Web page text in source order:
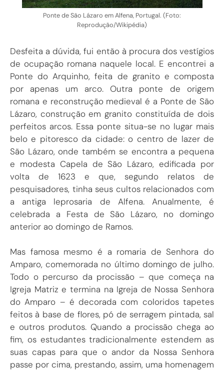
Ponte de São Lázaro em Alfena, Portugal. (Foto:
Reprodução/Wikipédia)
Desfeita a dúvida, fui então à procura dos vestígios
de ocupação romana naquele local. E encontrei a
Ponte do Arquinho, feita de granito e composta
por apenas um arco. Outra ponte de origem
romana e reconstrução medieval é a Ponte de São
Lázaro, construção em granito constituída de dois
perfeitos arcos. Essa ponte situa-se no lugar mais
belo e pitoresco da cidade: o centro de lazer de
São Lázaro, onde também se encontra a pequena
e modesta Capela de São Lázaro, edificada por
volta de 1623 e que, segundo relatos de
pesquisadores, tinha seus cultos relacionados com
a antiga leprosaria de Alfena. Anualmente, é
celebrada a Festa de São Lázaro, no domingo
anterior ao domingo de Ramos.
Mas famosa mesmo é a romaria de Senhora do
Amparo, comemorada no último domingo de julho.
Todo o percurso da procissão – que começa na
Igreja Matriz e termina na Igreja de Nossa Senhora
do Amparo – é decorada com coloridos tapetes
feitos à base de flores, pó de serragem pintada, sal
e outros produtos. Quando a procissão chega ao
fim, os estudantes tradicionalmente estendem as
suas capas para que o andor da Nossa Senhora
passe por cima, prestando, assim, uma homenagem